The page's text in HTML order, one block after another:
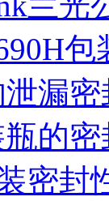
漏
的
密封